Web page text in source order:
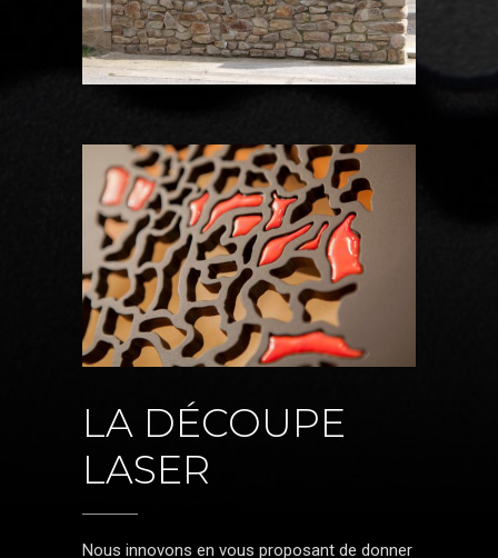
LA DÉCOUPE
LASER
Nous innovons en vous proposant de donner